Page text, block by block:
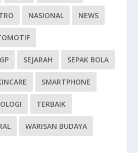
NASIONAL NEWS
SEJARAH SEPAK BOLA
SMARTPHONE
TERBAIK
WARISAN BUDAYA